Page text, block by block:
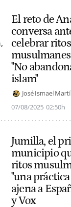
El reto de
conversa
celebrar ritos
"No
islam"
José Ismael
07/08/2025 02:50h
Jumilla, el
municipio
ritos
"una
ajena a
y Vox